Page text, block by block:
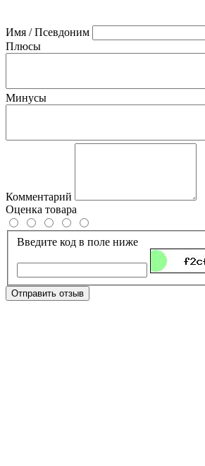
Имя / Псевдоним
Плюсы
Минусы
Комментарий
Оценка товара
Введите код в поле ниже
Отправить отзыв